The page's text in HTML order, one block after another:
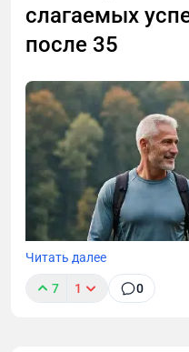
слагаемых
после 35
Читать далее
7 1 0